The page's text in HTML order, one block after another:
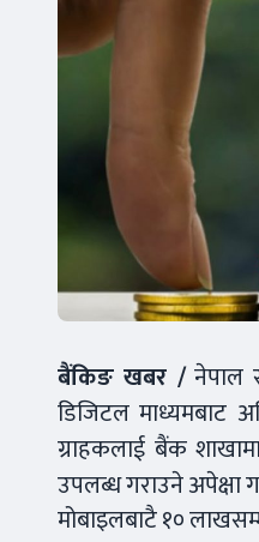
बैंकिङ खबर /नेपाल
डिजिटल माध्यमबाट
ग्राहकलाई बैंक
उपलब्ध गराउने अपेक्षा
मोबाइलबाटै १०